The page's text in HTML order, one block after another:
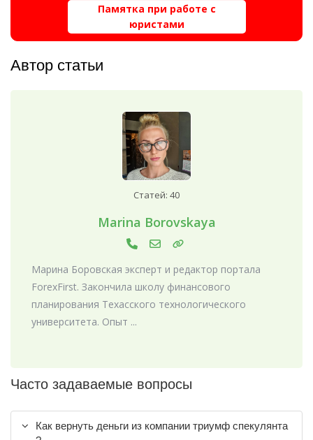
Памятка при работе с
юристами
Автор статьи
Статей: 40
Marina Borovskaya
Марина Боровская эксперт и редактор портала
ForexFirst. Закончила школу финансового
планирования Техасского технологического
университета. Опыт ...
Часто задаваемые вопросы
Как вернуть деньги из компании триумф спекулянта